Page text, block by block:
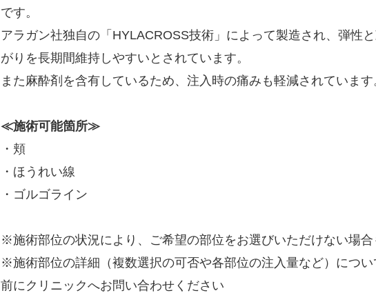
です。
アラガン社独自の「HYLACROSS技術」によって製造され、弾性
がりを長期間維持しやすいとされています。
また麻酔剤を含有しているため、注入時の痛みも軽減されています
≪施術可能箇所≫
・頬
・ほうれい線
・ゴルゴライン
※施術部位の状況により、ご希望の部位をお選びいただけない場合
※施術部位の詳細（複数選択の可否や各部位の注入量など）につ
前にクリニックへお問い合わせください